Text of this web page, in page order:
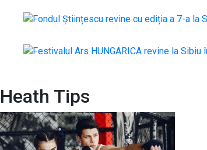
Heath Tips